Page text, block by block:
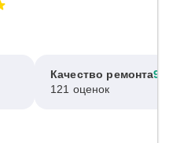
Качество ремонта
121 оценок